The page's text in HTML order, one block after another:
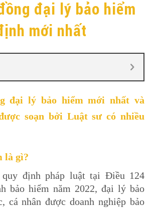
đại lý bảo hiểm
mới nhất
đại lý bảo hiểm mới nhất và
soạn bởi Luật sư có nhiều
là gì?
quy định pháp luật tại Điều 124
bảo hiểm năm 2022, đại lý bảo
cá nhân được doanh nghiệp bảo